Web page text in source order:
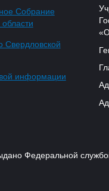
Собрание
Свердловской
информации
Федеральной